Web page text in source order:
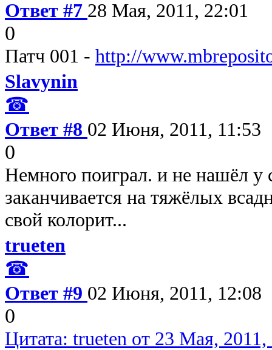
Ответ #7 28 Мая, 2011, 22:01
0
Патч 001 - http://
Slavynin
☎
Ответ #8 02 Июня, 2011, 11:53
0
Немного поиграл. и не нашёл у
заканчивается на тяжёлых
свой колорит...
trueten
☎
Ответ #9 02 Июня, 2011, 12:08
0
Цитата: trueten от 23 Мая, 2011,